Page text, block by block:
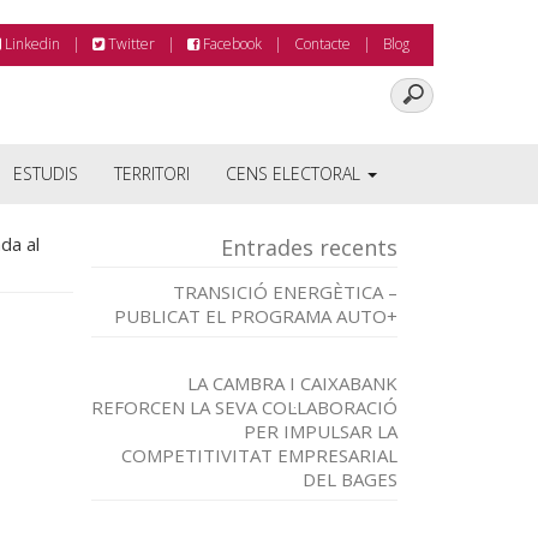
Linkedin Twitter Facebook Contacte Blog
ESTUDIS TERRITORI CENS ELECTORAL
al Entrades recents
TRANSICIÓ ENERGÈTICA –
PUBLICAT EL PROGRAMA AUTO+
LA CAMBRA I CAIXABANK
REFORCEN LA SEVA COL·LABORACIÓ
PER IMPULSAR LA
COMPETITIVITAT EMPRESARIAL
DEL BAGES